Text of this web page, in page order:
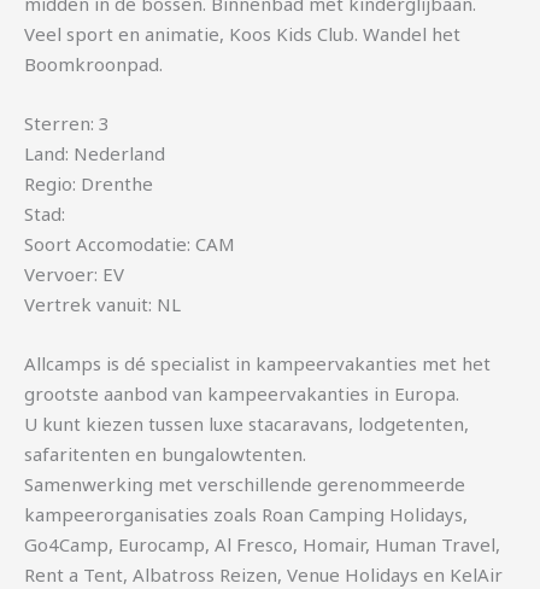
Veel sport en animatie, Koos Kids Club. Wandel het
Boomkroonpad.
Sterren: 3
Land: Nederland
Regio: Drenthe
Stad:
Soort Accomodatie: CAM
Vervoer: EV
Vertrek vanuit: NL
Allcamps is dé specialist in kampeervakanties met het
grootste aanbod van kampeervakanties in Europa.
U kunt kiezen tussen luxe stacaravans, lodgetenten,
safaritenten en bungalowtenten.
Samenwerking met verschillende gerenommeerde
kampeerorganisaties zoals Roan Camping Holidays,
Go4Camp, Eurocamp, Al Fresco, Homair, Human Travel,
Rent a Tent, Albatross Reizen, Venue Holidays en KelAir